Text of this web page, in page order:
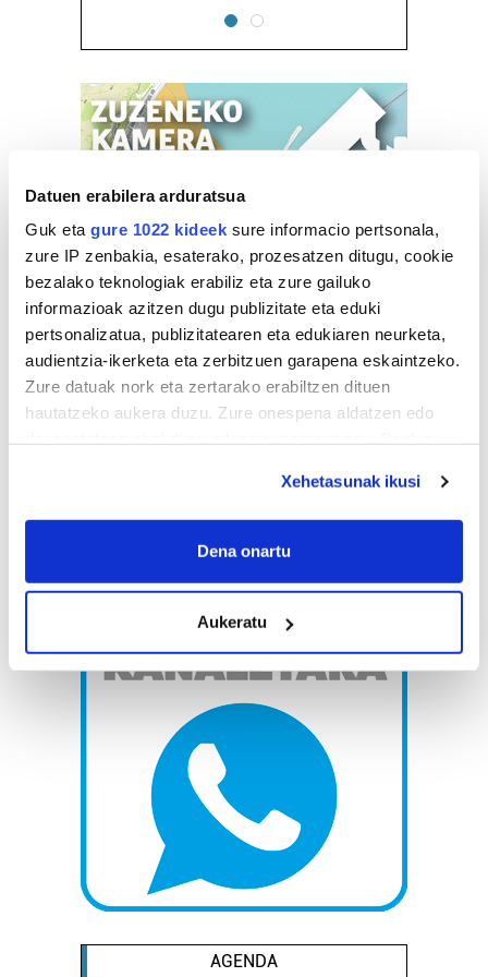
Datuen erabilera arduratsua
Guk eta gure 1022 kideek sure informacio pertsonala,
zure IP zenbakia, esaterako, prozesatzen ditugu, cookie
bezalako teknologiak erabiliz eta zure gailuko
informazioak azitzen dugu publizitate eta eduki
pertsonalizatua, publizitatearen eta edukiaren neurketa,
audientzia-ikerketa eta zerbitzuen garapena eskaintzeko.
Zure datuak nork eta zertarako erabiltzen dituen
hautatzeko aukera duzu. Zure onespena aldatzen edo
If you allow, we would also like to:
Collect information about your geographical
Identify your device by actively scanning it for
specific characteristics (fingerprinting)
Find out more about how your personal data is processed
and set your preferences in thedetails section
Guk eta gure bazkideek zure datu pertsonalak
prozesatzen ditugu, zure IP zenbakia, besteak beste,
teknologia erabiliz, cookieak adibidez, iragarki eta eduki
pertsonalizatuak eskaintzeko, iragarkiak eta edukia
neurtzeko, jendeari buruzko informazioa biltzeko eta
produktuak garatzeko. Zure datuak nork eta zertarako
erabiltzen dituen hauta dezakezu.
Bazkide batzuek ez dizute baimenik eskatzen, eta beren
Xehetasunak ikusi
Dena onartu
Aukeratu
AGENDA